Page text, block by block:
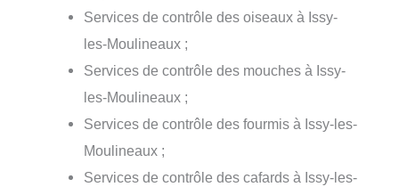
Services de contrôle des oiseaux à Issy-
les-Moulineaux ;
Services de contrôle des mouches à Issy-
les-Moulineaux ;
Services de contrôle des fourmis à Issy-les-
Moulineaux ;
Services de contrôle des cafards à Issy-les-